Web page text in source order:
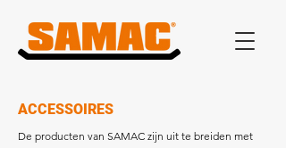
ACCESSOIRES
De producten van SAMAC zijn uit te breiden met